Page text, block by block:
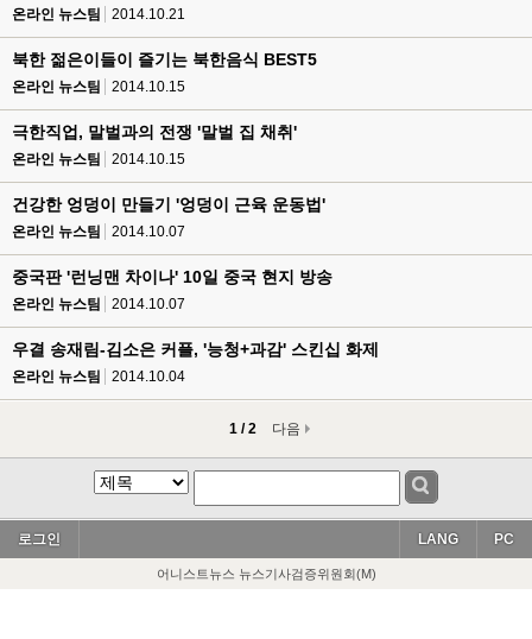
온라인 뉴스팀 2014.10.21
북한 젊은이들이 즐기는 북한음식 BEST5
온라인 뉴스팀 2014.10.15
극한직업, 말벌과의 전쟁 '말벌 집 채취'
온라인 뉴스팀 2014.10.15
건강한 엉덩이 만들기 '엉덩이 근육 운동법'
온라인 뉴스팀 2014.10.07
중국판 '런닝맨 차이나' 10일 중국 현지 방송
온라인 뉴스팀 2014.10.07
우결 송재림-김소은 커플, '능청+과감' 스킨십 화제
온라인 뉴스팀 2014.10.04
1 / 2 다음
로그인 PC
LANG
어니스트뉴스 뉴스기사검증위원회(M)